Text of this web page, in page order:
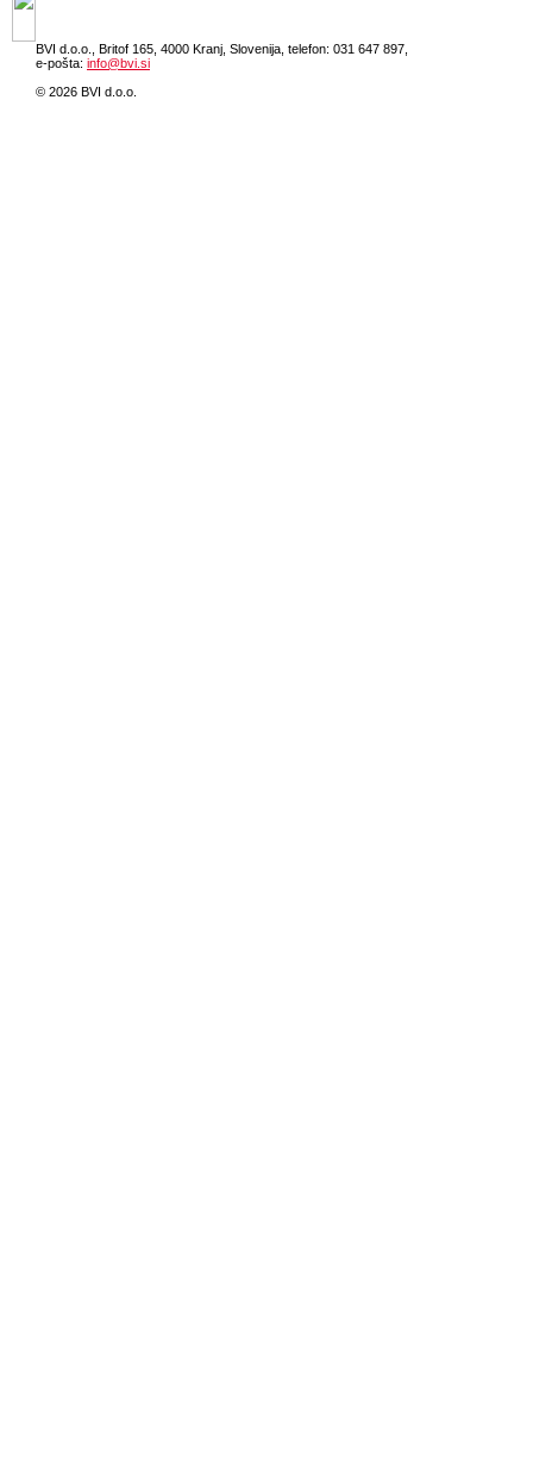
BVI d.o.o., Britof 165, 4000 Kranj, Slovenija, telefon: 031 647 897,
e-pošta: info@bvi.si
© 2026 BVI d.o.o.